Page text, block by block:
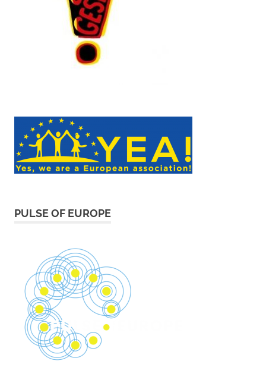
PULSE OF EUROPE